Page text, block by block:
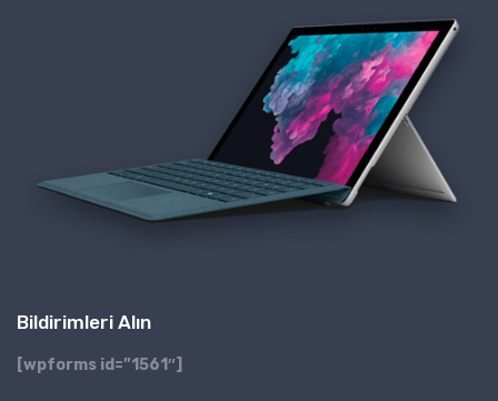
Bildirimleri Alın
[wpforms id=”1561″]